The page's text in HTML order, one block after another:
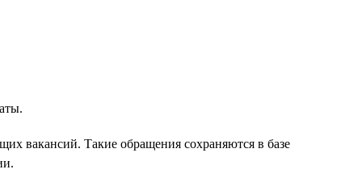
вакансий. Такие обращения сохраняются в базе